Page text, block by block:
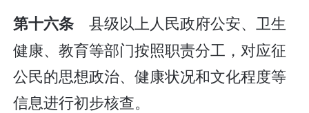
第十六条 县级以上人民政府公安、卫生
健康、教育等部门按照职责分工，对应征
公民的思想政治、健康状况和文化程度等
信息进行初步核查。